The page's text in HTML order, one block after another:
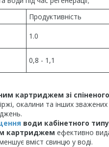
Продуктивність
1.0
0,8 - 1,1
картриджем зі
іржі, окалини та інших
води кабінетного
картриджем ефективно
вміст свинцю у воді.